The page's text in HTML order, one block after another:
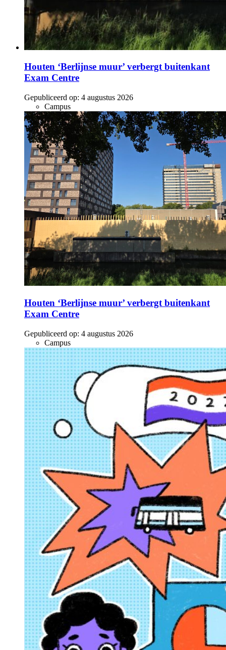
Houten ‘Berlijnse muur’ verbergt buitenkant
Exam Centre
Gepubliceerd op: 4 augustus 2026
Campus
Houten ‘Berlijnse muur’ verbergt buitenkant
Exam Centre
Gepubliceerd op: 4 augustus 2026
Campus